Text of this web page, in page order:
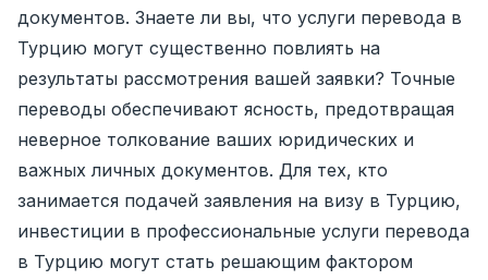
документов. Знаете ли вы, что услуги перевода в
Турцию могут существенно повлиять на
результаты рассмотрения вашей заявки? Точные
переводы обеспечивают ясность, предотвращая
неверное толкование ваших юридических и
важных личных документов. Для тех, кто
занимается подачей заявления на визу в Турцию,
инвестиции в профессиональные услуги перевода
в Турцию могут стать решающим фактором